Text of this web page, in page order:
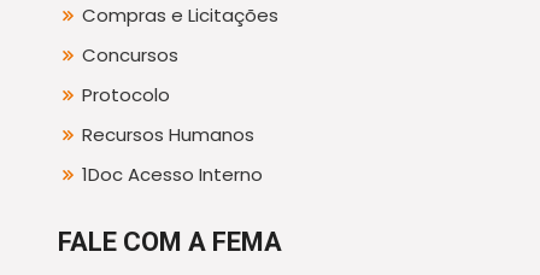
Compras e Licitações
Concursos
Protocolo
Recursos Humanos
1Doc Acesso Interno
FALE COM A FEMA